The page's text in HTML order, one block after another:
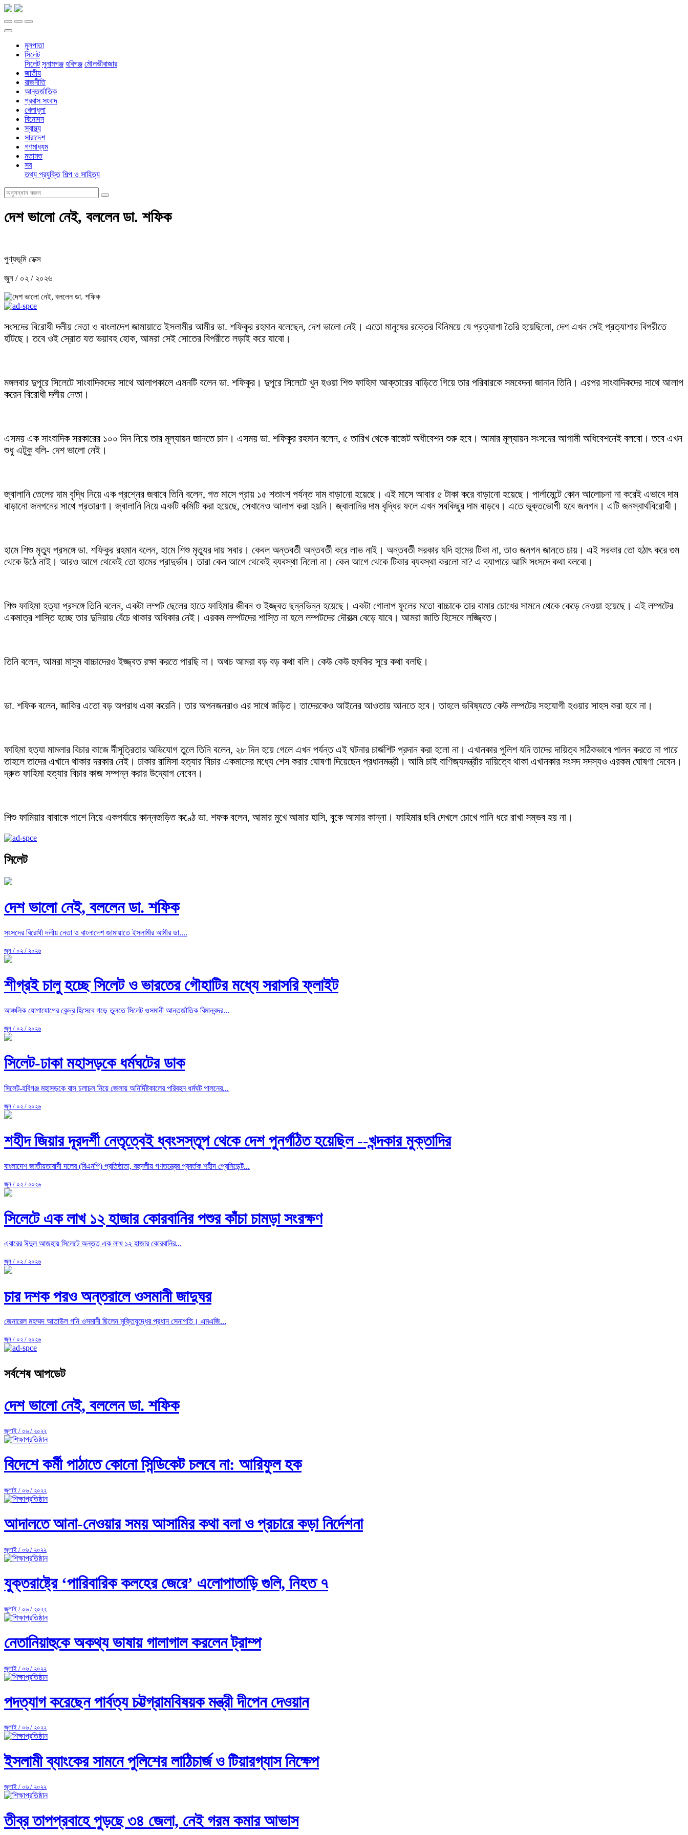
মূলপাতা
সিলেট
সিলেট সুনামগঞ্জ হবিগঞ্জ মৌলভীবাজার
জাতীয়
রাজনীতি
আন্তর্জাতিক
প্রবাস সংবাদ
খেলাধুলা
বিনোদন
স্বাস্থ্য
সারাদেশ
গণমাধ্যম
মতামত
সব
তথ্য প্রযুক্তি শিল্প ও সাহিত্য
দেশ ভালো নেই, বললেন ডা. শফিক
পুণ্যভূমি ডেক্স
জুন / ০২ / ২০২৬
সংসদের বিরোধী দলীয় নেতা ও বাংলাদেশ জামায়াতে ইসলামীর আমীর ডা. শফিকুর রহমান বলেছেন, দেশ ভালো নেই। এতো মানুষের রক্তের বিনিময়ে যে প্রত্যাশা তৈরি হয়েছিলো, দেশ এখন সেই প্রত্যাশার বিপরীতে
হাঁটছে। তবে ওই স্রোত যত ভয়াবহ হোক, আমরা সেই সোতের বিপরীতে লড়াই করে যাবো।
মঙ্গলবার দুপুরে সিলেটে সাংবাদিকদের সাথে আলাপকালে এমনটি বলেন ডা. শফিকুর। দুপুরে সিলেটে খুন হওয়া শিশু ফাহিমা আক্তারের বাড়িতে গিয়ে তার পরিবারকে সমবেদনা জানান তিনি। এরপর সাংবাদিকদের সাথে আলাপ
করেন বিরোধী দলীয় নেতা।
এসময় এক সাংবাদিক সরকারের ১০০ দিন নিয়ে তার মূল্যায়ন জানতে চান। এসময় ডা. শফিকুর রহমান বলেন, ৫ তারিখ থেকে বাজেট অধীবেশন শুরু হবে। আমার মূল্যায়ন সংসদের আগামী অধিবেশনেই বলবো। তবে এখন
শুধু এটুকু বলি- দেশ ভালো নেই।
জ্বালানি তেলের দাম বৃদ্ধি নিয়ে এক প্রশ্নের জবাবে তিনি বলেন, গত মাসে প্রায় ১৫ শতাংশ পর্যন্ত দাম বাড়ানো হয়েছে। এই মাসে আবার ৫ টাকা করে বাড়ানো হয়েছে। পার্লামেন্টে কোন আলোচনা না করেই এভাবে দাম
বাড়ানো জনগনের সাথে প্রতারণা। জ্বালানি নিয়ে একটি কমিটি করা হয়েছে, সেখানেও আলাপ করা হয়নি। জ্বালানির দাম বৃদ্ধির ফলে এখন সবকিছুর দাম বাড়বে। এতে ভুক্তভোগী হবে জনগন। এটি জনস্বার্থবিরোধী।
হামে শিশু মৃত্যু প্রসঙ্গে ডা. শফিকুর রহমান বলেন, হামে শিশু মৃত্যুর দায় সবার। কেবল অন্তবর্তী অন্তবর্তী করে লাভ নাই। অন্তবর্তী সরকার যদি হামের টিকা না, তাও জনগন জানতে চায়। এই সরকার তো হঠাৎ করে গুম
থেকে উঠে নাই। আরও আগে থেকেই তো হামের প্রাদুর্ভাব। তারা কেন আগে থেকেই ব্যবস্থা নিলো না। কেন আগে থেকে টিকার ব্যবস্থা করলো না? এ ব্যাপারে আমি সংসদে কথা বলবো।
শিশু ফাহিমা হত্যা প্রসঙ্গে তিনি বলেন, একটা লম্পট ছেলের হাতে ফাহিমার জীবন ও ইজ্জ্বত ছন্নভিন্ন হয়েছে। একটা গোলাপ ফুলের মতো বাচ্চাকে তার বামার চোখের সামনে থেকে কেড়ে নেওয়া হয়েছে। এই লম্পটের
একমাত্র শাস্তি হচ্ছে তার দুনিয়ায় বেঁচে থাকার অধিকার নেই। এরকম লম্পটদের শাস্তি না হলে লম্পটদের দৌরাত্ম বেড়ে যাবে। আমরা জাতি হিসেবে লজ্জ্বিত।
তিনি বলেন, আমরা মাসুম বাচ্চাদেরও ইজ্জ্বত রক্ষা করতে পারছি না। অথচ আমরা বড় বড় কথা বলি। কেউ কেউ হুমকির সুরে কথা বলছি।
ডা. শফিক বলেন, জাকির এতো বড় অপরাধ একা করেনি। তার অপনজনরাও এর সাথে জড়িত। তাদেরকেও আইনের আওতায় আনতে হবে। তাহলে ভবিষ্যতে কেউ লম্পটের সহযোগী হওয়ার সাহস করা হবে না।
ফাহিমা হত্যা মামলার বিচার কাজে র্দীসূত্রিতার অভিযোগ তুলে তিনি বলেন, ২৮ দিন হয়ে গেলে এখন পর্যন্ত এই ঘটনার চার্জশিট প্রদান করা হলো না। এখানকার পুলিশ যদি তাদের দায়িত্ব সঠিকভাবে পালন করতে না পারে
তাহলে তাদের এখানে থাকার দরকার নেই। ঢাকার রামিসা হত্যার বিচার একমাসের মধ্যে শেস করার ঘোষণা দিয়েছেন প্রধানমন্ত্রী। আমি চাই বাণিজ্যমন্ত্রীর দায়িত্বে থাকা এখানকার সংসদ সদস্যও এরকম ঘোষণা দেবেন।
দ্রুত ফাহিমা হত্যার বিচার কাজ সম্পন্ন করার উদ্যোগ নেবেন।
শিশু ফামিয়ার বাবাকে পাশে নিয়ে একপর্যায়ে কান্নজড়িত কণ্ঠে ডা. শফক বলেন, আমার মুখে আমার হাসি, বুকে আমার কান্না। ফাহিমার ছবি দেখলে চোখে পানি ধরে রাখা সম্ভব হয় না।
সিলেট
দেশ ভালো নেই, বললেন ডা. শফিক
সংসদের বিরোধী দলীয় নেতা ও বাংলাদেশ জামায়াতে ইসলামীর আমীর ডা....
জুন / ০২ / ২০২৬
শীগ্রই চালু হচ্ছে সিলেট ও ভারতের গৌহাটির মধ্যে সরাসরি ফ্লাইট
আঞ্চলিক যোগাযোগের কেন্দ্র হিসেবে গড়ে তুলতে সিলেট ওসমানী আন্তর্জাতিক বিমানবন্দর...
জুন / ০২ / ২০২৬
সিলেট-ঢাকা মহাসড়কে ধর্মঘটের ডাক
সিলেট-হবিগঞ্জ মহাসড়কে বাস চলাচল নিয়ে জেলায় অনির্দিষ্টকালের পরিবহন ধর্মঘট পালনের...
জুন / ০২ / ২০২৬
শহীদ জিয়ার দূরদর্শী নেতৃত্বেই ধ্বংসস্তূপ থেকে দেশ পুনর্গঠিত হয়েছিল --খন্দকার মুক্তাদির
বাংলাদেশ জাতীয়তাবাদী দলের (বিএনপি) প্রতিষ্ঠাতা, বহুদলীয় গণতন্ত্রের প্রবর্তক শহীদ প্রেসিডেন্ট...
জুন / ০২ / ২০২৬
সিলেটে এক লাখ ১২ হাজার কোরবানির পশুর কাঁচা চামড়া সংরক্ষণ
এবারের ঈদুল আজহায় সিলেটে অন্তত এক লাখ ১২ হাজার কোরবানির...
জুন / ০২ / ২০২৬
চার দশক পরও অন্তরালে ওসমানী জাদুঘর
জেনারেল মহম্মদ আতাউল গনি ওসমানী ছিলেন মুক্তিযুদ্ধের প্রধান সেনাপতি। এমএজি...
জুন / ০২ / ২০২৬
সর্বশেষ আপডেট
দেশ ভালো নেই, বললেন ডা. শফিক
জুলাই / ০৬ / ২০২২
বিদেশে কর্মী পাঠাতে কোনো সিন্ডিকেট চলবে না: আরিফুল হক
জুলাই / ০৬ / ২০২২
আদালতে আনা-নেওয়ার সময় আসামির কথা বলা ও প্রচারে কড়া নির্দেশনা
জুলাই / ০৬ / ২০২২
যুক্তরাষ্ট্রে ‘পারিবারিক কলহের জেরে’ এলোপাতাড়ি গুলি, নিহত ৭
জুলাই / ০৬ / ২০২২
নেতানিয়াহুকে অকথ্য ভাষায় গালাগাল করলেন ট্রাম্প
জুলাই / ০৬ / ২০২২
পদত্যাগ করেছেন পার্বত্য চট্টগ্রামবিষয়ক মন্ত্রী দীপেন দেওয়ান
জুলাই / ০৬ / ২০২২
ইসলামী ব্যাংকের সামনে পুলিশের লাঠিচার্জ ও টিয়ারগ্যাস নিক্ষেপ
জুলাই / ০৬ / ২০২২
তীব্র তাপপ্রবাহে পুড়ছে ৩৪ জেলা, নেই গরম কমার আভাস